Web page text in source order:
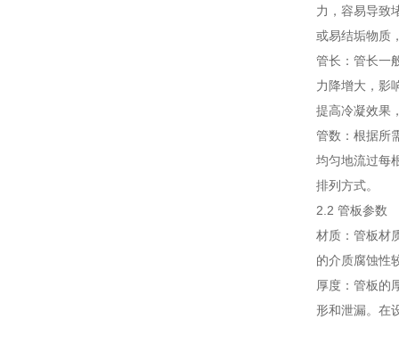
力，容易导致
或易结垢物质
管长：管长一
力降增大，影
提高冷凝效果
管数：根据所
均匀地流过每
排列方式。
2.2 管板参数
材质：管板材
的介质腐蚀性
厚度：管板的
形和泄漏。在